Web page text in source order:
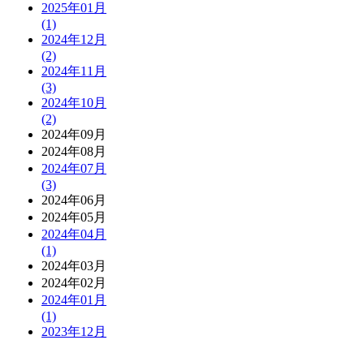
2025年01月
(1)
2024年12月
(2)
2024年11月
(3)
2024年10月
(2)
2024年09月
2024年08月
2024年07月
(3)
2024年06月
2024年05月
2024年04月
(1)
2024年03月
2024年02月
2024年01月
(1)
2023年12月